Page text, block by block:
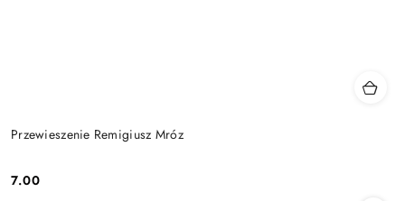
Przewieszenie Remigiusz Mróz
Cena:
7.00